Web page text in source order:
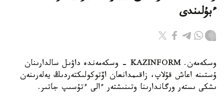
ءبۇلىندى
وسكەمەن. KAZINFORM - وسكەمەندە داۋىل سالدارىنان
ۇستىنە اعاش قۇلاپ، زاقىمدانعان اۆتوكولىكتەردىڭ يەلەرىنەن
ىشكى ىستەر ورگاندارىنا وتىنىشتەر ءالى ءتۇسىپ جاتىر.